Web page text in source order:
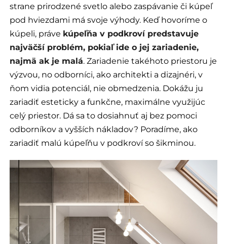
strane prirodzené svetlo alebo zaspávanie či kúpeľ
pod hviezdami má svoje výhody. Keď hovoríme o
kúpeli, práve kúpeľňa v podkroví predstavuje
najväčší problém, pokiaľ ide o jej zariadenie,
najmä ak je malá. Zariadenie takéhoto priestoru je
výzvou, no odborníci, ako architekti a dizajnéri, v
ňom vidia potenciál, nie obmedzenia. Dokážu ju
zariadiť esteticky a funkčne, maximálne využijúc
celý priestor. Dá sa to dosiahnuť aj bez pomoci
odborníkov a vyšších nákladov? Poradíme, ako
zariadiť malú kúpeľňu v podkroví so šikminou.